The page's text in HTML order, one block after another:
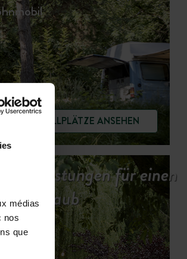
médias
nos
que
STELLPLÄTZE ANSEHEN
für einen
Urlaub